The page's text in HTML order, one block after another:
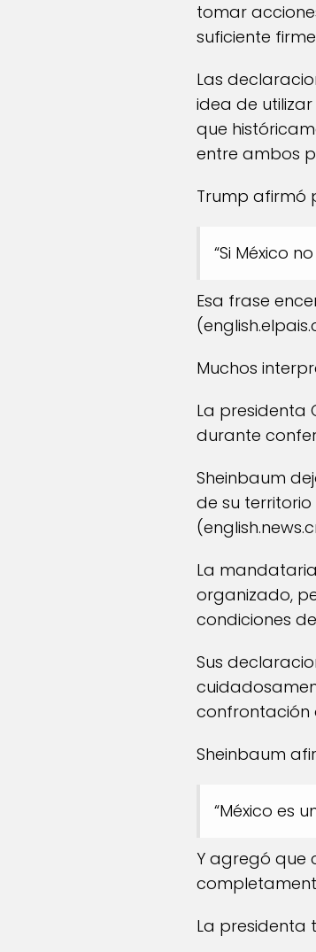
tomar
suficiente
Las
idea de
que
entre ambos
Trump afirmó
“Si México
Esa frase
(
Muchos
La presidenta
durante
Sheinbaum
de su
(
La
organizado,
condiciones
Sus
confrontación
Sheinbaum
“México es
Y agregó que
La presidenta